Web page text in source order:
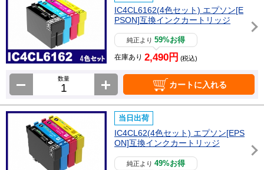
IC4CL6162(4色セット) エプソン[E
PSON]互換インクカートリッジ
純正より59%お得
在庫あり 2,490円 (税込)
数量
カートに入れる
当日出荷
IC4CL62(4色セット) エプソン[EPS
ON]互換インクカートリッジ
純正より49%お得